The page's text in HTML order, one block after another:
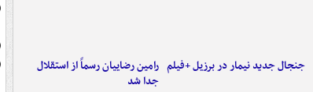
جنجال جدید نیمار در برزیل +فیلم رامین رضاییان رسماً از استقلال
جدا شد